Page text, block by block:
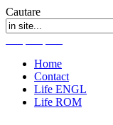
Cautare
Home
Contact
Life ENGL
Life ROM